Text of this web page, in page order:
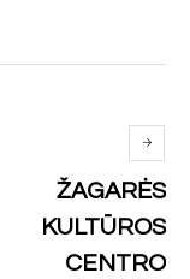
ŽAGARĖS
KULTŪROS
CENTRO